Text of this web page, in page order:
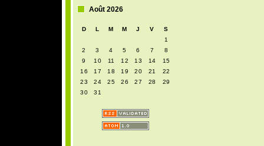
Août 2026
D L M M J V
S
1
2
3 4 5 6 7
8
9
10 11 12 13 14
15
16
17 18 19 20 21
22
23
24 25 26 27 28
29
30
31